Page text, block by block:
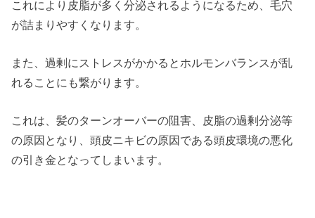
これにより皮脂が多く分泌されるようになるため、毛穴
が詰まりやすくなります。
また、過剰にストレスがかかるとホルモンバランスが乱
れることにも繋がります。
これは、髪のターンオーバーの阻害、皮脂の過剰分泌等
の原因となり、頭皮ニキビの原因である頭皮環境の悪化
の引き金となってしまいます。